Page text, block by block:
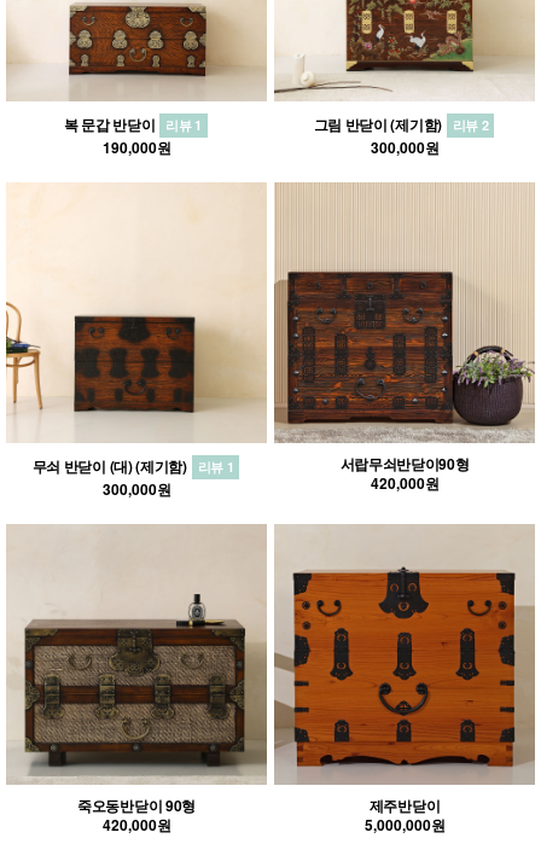
복 문갑 반닫이 리뷰 1
190,000원
그림 반닫이 (제기함) 리뷰 2
300,000원
무쇠 반닫이 (대) (제기함) 리뷰 1
300,000원
서랍무쇠반닫이90형
420,000원
죽오동반닫이 90형
420,000원
제주반닫이
5,000,000원